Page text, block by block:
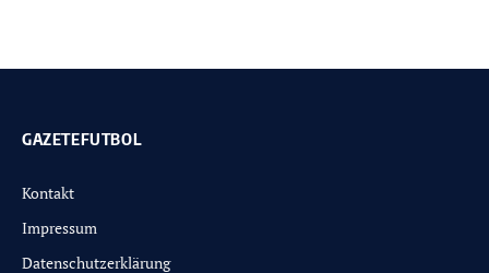
GAZETEFUTBOL
Kontakt
Impressum
Datenschutzerklärung